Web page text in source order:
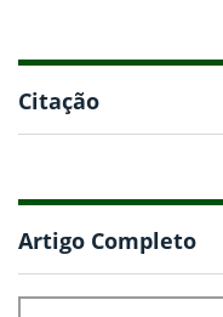
Citação
Artigo Completo